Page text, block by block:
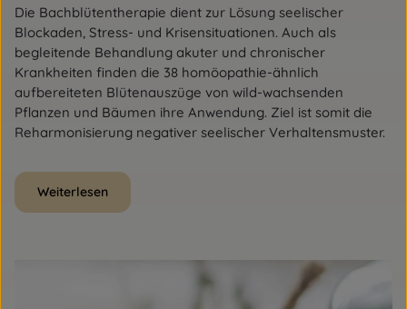
Die Bachblütentherapie dient zur Lösung seelischer
Blockaden, Stress- und Krisensituationen. Auch als
begleitende Behandlung akuter und chronischer
Krankheiten finden die 38 homöopathie-ähnlich
aufbereiteten Blütenauszüge von wild-wachsenden
Pflanzen und Bäumen ihre Anwendung. Ziel ist somit die
Reharmonisierung negativer seelischer Verhaltensmuster.
Weiterlesen